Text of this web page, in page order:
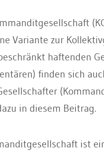
Variante zur
haftenden
finden sich
in diesem Beitrag.
ist